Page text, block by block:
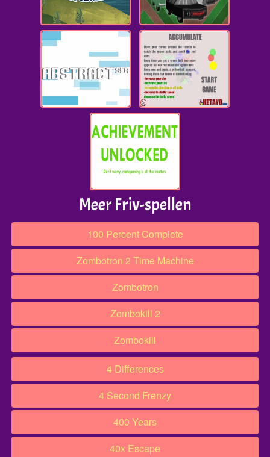
Meer Friv-spellen
100 Percent Complete
Zombotron 2 Time Machine
Zombotron
Zombokill 2
Zombokill
4 Differences
4 Second Frenzy
400 Years
40x Escape